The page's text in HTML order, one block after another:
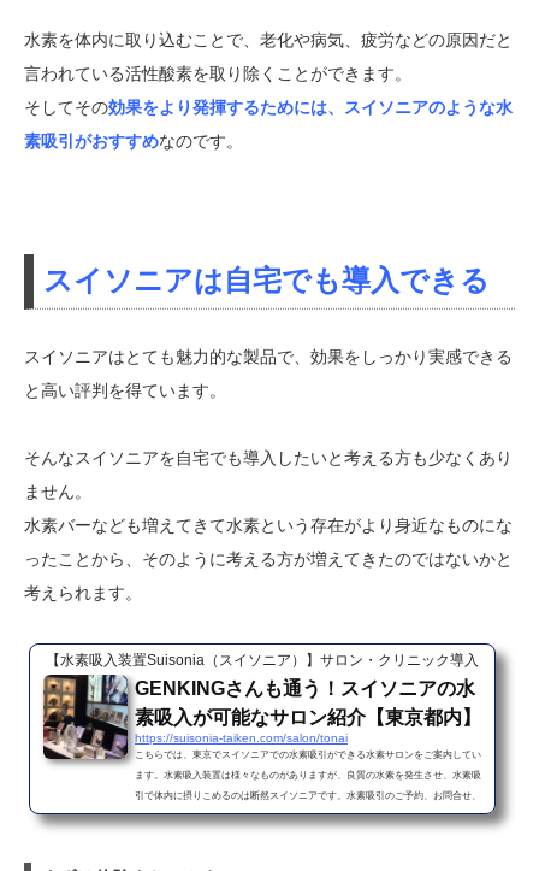
水素を体内に取り込むことで、老化や病気、疲労などの原因だと
言われている活性酸素を取り除くことができます。
そしてその効果をより発揮するためには、スイソニアのような水
素吸引がおすすめなのです。
スイソニアは自宅でも導入できる
スイソニアはとても魅力的な製品で、効果をしっかり実感できる
と高い評判を得ています。
そんなスイソニアを自宅でも導入したいと考える方も少なくあり
ません。
水素バーなども増えてきて水素という存在がより身近なものにな
ったことから、そのように考える方が増えてきたのではないかと
考えられます。
【水素吸入装置Suisonia（スイソニア）】サロン・クリニック導入
GENKINGさんも通う！スイソニアの水
素吸入が可能なサロン紹介【東京都内】
https://suisonia-taiken.com/salon/tonai
こちらでは、東京でスイソニアでの水素吸引ができる水素サロンをご案内してい
ます。水素吸入装置は様々なものがありますが、良質の水素を発生させ、水素吸
引で体内に摂りこめるのは断然スイソニアです。水素吸引のご予約、お問合せ、
お待ちしております。お気軽にどうぞ♪水素吸引サロン スイソセラピー 青山店